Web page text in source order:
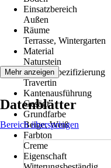
Einsatzbereich
Außen
Räume
Terrasse, Wintergarten
Material
Naturstein
Materialspezifizierung
Travertin
Kantenausführung
Gesägt
Grundfarbe
Beige, Weiß
Farbton
Creme
Eigenschaft
Mehr anzeigen
Datenblätter
Bereich überspringen